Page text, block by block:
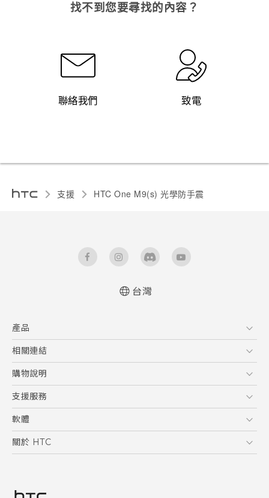
找不到您要尋找的內容？
聯絡我們 致電
支援 HTC One M9(s) 光學防手震‎
台灣
產品
5G
智慧型手機
配件
相關連結
HTC Research
購物說明
購物須知
訂單管理
付款方式
支援服務
到府收送維修服務
服務中心資訊
客戶服務佈告欄
軟體
應用程式
關於 HTC